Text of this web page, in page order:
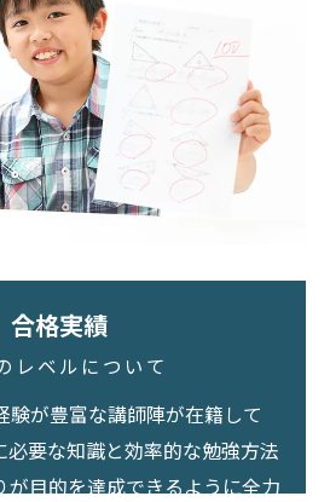
合格実績
レベルについて
験が豊富な講師陣が在籍して
必要な知識と効率的な勉強方法
が目的を達成できるように全力